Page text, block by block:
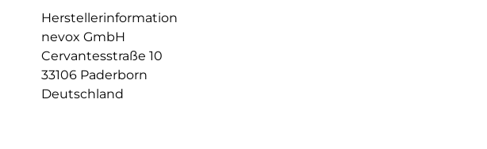
Herstellerinformation
nevox GmbH
Cervantesstraße 10
33106 Paderborn
Deutschland